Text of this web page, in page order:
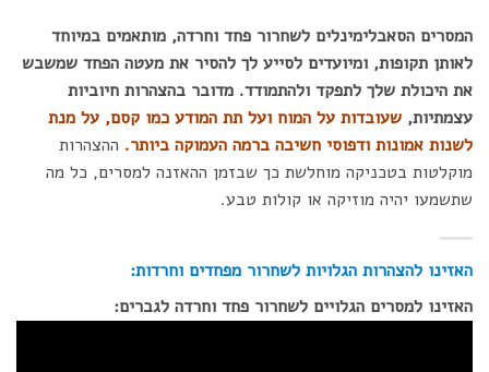
המסרים הסאבלימינלים לשחרור פחד וחרדה, מותאמים במיוחד
לאותן תקופות, ומיועדים לסייע לך להסיר את מעטה הפחד שמשבש
את היכולת שלך לתפקד ולהתמודד. מדובר בהצהרות חיוביות
עצמתיות, שעובדות על המוח ועל תת המודע כמו קסם, על מנת
לשנות אמונות ודפוסי חשיבה ברמה העמוקה ביותר. ההצהרות
מוקלטות בטכניקה מוחלשת כך שבזמן ההאזנה למסרים, כל מה
שתשמעו יהיה מוזיקה או קולות טבע.
האזינו להצהרות הגלויות לשחרור מפחדים וחרדות:
האזינו למסרים הגלויים לשחרור פחד וחרדה לגברים: